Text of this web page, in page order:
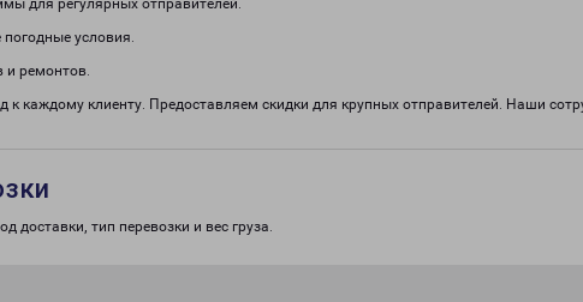
для регулярных отправителей.
условия.
и ремонтов.
к каждому клиенту. Предоставляем скидки для крупных отправителей. Наши
доставки, тип перевозки и вес груза.